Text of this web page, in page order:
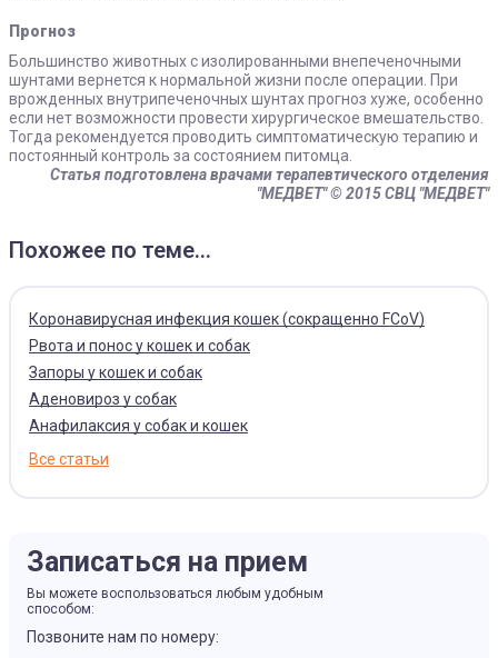
Прогноз
Большинство животных с изолированными внепеченочными
шунтами вернется к нормальной жизни после операции. При
врожденных внутрипеченочных шунтах прогноз хуже, особенно
если нет возможности провести хирургическое вмешательство.
Тогда рекомендуется проводить симптоматическую терапию и
постоянный контроль за состоянием питомца.
Статья подготовлена врачами терапевтического отделения
"МЕДВЕТ"© 2015 СВЦ "МЕДВЕТ"
Похожее по теме...
Коронавирусная инфекция кошек (сокращенно FCoV)
Рвота и понос у кошек и собак
Запоры у кошек и собак
Аденовироз у собак
Анафилаксия у собак и кошек
Все статьи
Записаться на прием
Вы можете воспользоваться любым удобным
способом:
Позвоните нам по номеру: